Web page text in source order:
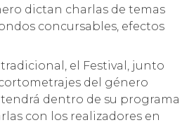
dictan charlas de temas
concursables, efectos
el Festival, junto
del género
tendrá dentro de su programa
con los realizadores en